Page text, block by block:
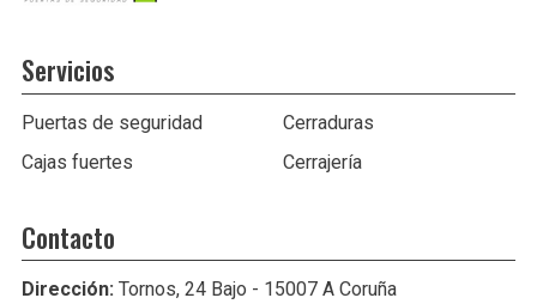
Servicios
Puertas de seguridad
Cerraduras
Cajas fuertes
Cerrajería
Contacto
Dirección: Tornos, 24 Bajo - 15007 A Coruña